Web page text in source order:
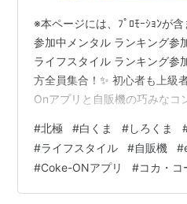
※本ページには、ﾌﾟﾛﾓｰｼｮﾝが
参加中メンタル ランキング参
ライフスタイル ランキング参
方全員集合！✨ 初心者も上級
Onアプリと自販機の巧みなコ
ズによく、お得だとか便利だ
製品やらの紹介にいとまが無
な影響も受けながら、ここに
とにした。一番には自分の興
#北極 #白くま #しろくま
#ライフスタイル #自販機 #
#Coke-ONアプリ #コカ・コ